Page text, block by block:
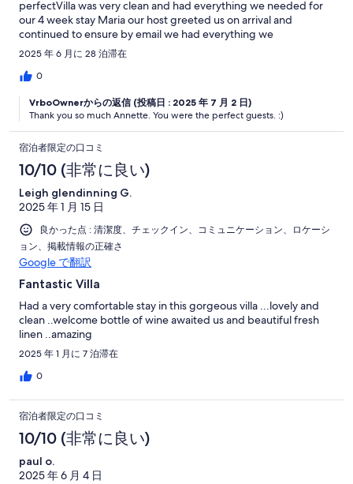
perfectVilla was very clean and had everything we needed for
our 4 week stay Maria our host greeted us on arrival and
continued to ensure by email we had everything we
neededMany thanks Maria (Would recommend to friends and
would definitely book again
2025 年 6 月に 28 泊滞在
0
VrboOwnerからの返信 (投稿日 : 2025 年 7 月 2 日)
Thank you so much Annette. You were the perfect guests. :)
宿泊者限定の口コミ
10/10 (非常に良い)
Leigh glendinning G.
2025 年 1 月 15 日
良かった点 : 清潔度、チェックイン、コミュニケーション、ロケーシ
ョン、掲載情報の正確さ
Google で翻訳
Fantastic Villa
Had a very comfortable stay in this gorgeous villa ...lovely and
clean ..welcome bottle of wine awaited us and beautiful fresh
linen ..amazing
2025 年 1 月に 7 泊滞在
0
宿泊者限定の口コミ
10/10 (非常に良い)
paul o.
2025 年 6 月 4 日